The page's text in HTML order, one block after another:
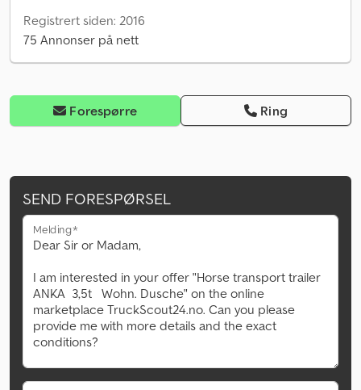
Registrert siden: 2016
75 Annonser på nett
Forespørre Ring
SEND FORESPØRSEL
Melding*